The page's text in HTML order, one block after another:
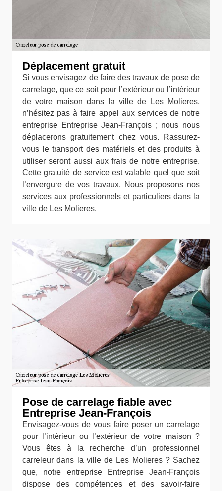
Déplacement gratuit
Si vous envisagez de faire des travaux de pose de
carrelage, que ce soit pour l’extérieur ou l’intérieur
de votre maison dans la ville de Les Molieres,
n’hésitez pas à faire appel aux services de notre
entreprise Entreprise Jean-François ; nous nous
déplacerons gratuitement chez vous. Rassurez-
vous le transport des matériels et des produits à
utiliser seront aussi aux frais de notre entreprise.
Cette gratuité de service est valable quel que soit
l’envergure de vos travaux. Nous proposons nos
services aux professionnels et particuliers dans la
ville de Les Molieres.
Pose de carrelage fiable avec
Entreprise Jean-François
Envisagez-vous de vous faire poser un carrelage
pour l’intérieur ou l’extérieur de votre maison ?
Vous êtes à la recherche d’un professionnel
carreleur dans la ville de Les Molieres ? Sachez
que, notre entreprise Entreprise Jean-François
dispose des compétences et des savoir-faire